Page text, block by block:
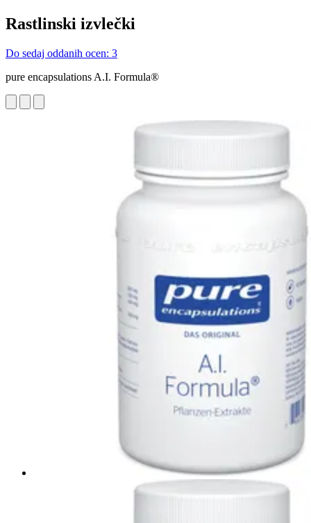
Rastlinski izvlečki
Do sedaj oddanih ocen: 3
pure encapsulations A.I. Formula®